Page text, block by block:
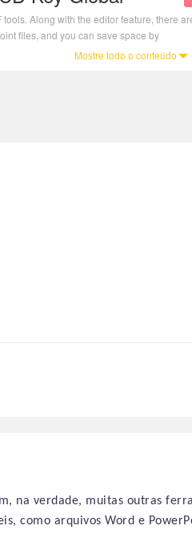
Along with the editor feature, there
files, and you can save space by
Mostre todo o conteúdo
na verdade, muitas outras
como arquivos Word e